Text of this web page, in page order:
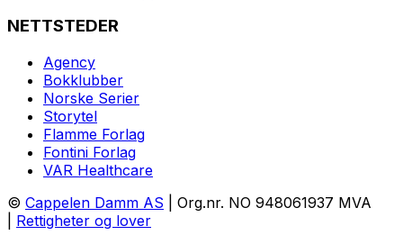
NETTSTEDER
Agency
Bokklubber
Norske Serier
Storytel
Flamme Forlag
Fontini Forlag
VAR Healthcare
© Cappelen Damm AS | Org.nr. NO 948061937 MVA
Rettigheter og lover